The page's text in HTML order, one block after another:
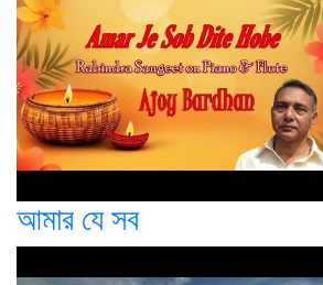
আমার যে সব